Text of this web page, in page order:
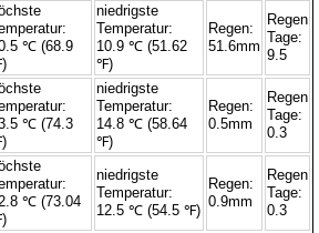
℃ (68.9
niedrigste
Temperatur:
10.9 ℃ (51.62
℉)
Regen:
51.6mm
Regen
Tage:
9.5
℃ (74.3
niedrigste
Temperatur:
14.8 ℃ (58.64
℉)
Regen:
0.5mm
Regen
Tage:
0.3
℃ (73.04
niedrigste
Temperatur:
12.5 ℃ (54.5 ℉)
Regen:
0.9mm
Regen
Tage:
0.3